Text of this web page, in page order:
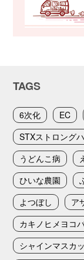
TAGS
6次化 EC
STXストロング
うどんこ病
ひいな農園
よつぼし
ア
カキノヒメヨコ
シャインマスカ